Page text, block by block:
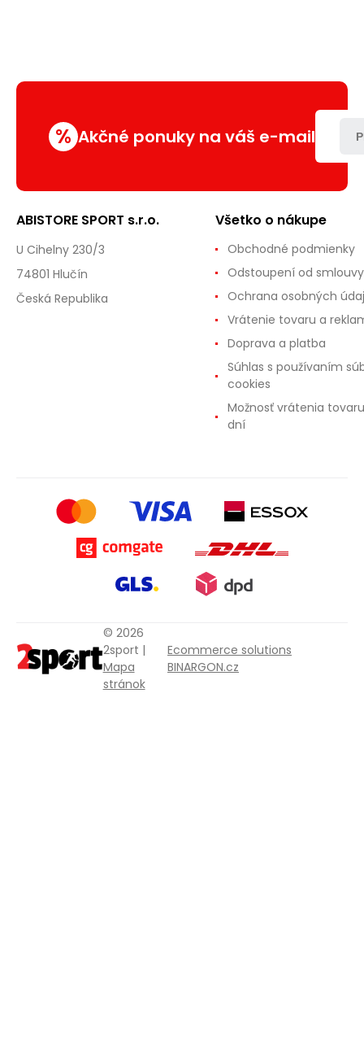
% Akčné ponuky na váš e-mail
ABISTORE SPORT s.r.o.
U Cihelny 230/3
74801 Hlučín
Česká Republika
Všetko o nákupe
Obchodné podmienky
Odstoupení od smlouvy
Ochrana osobných
Vrátenie tovaru a
Doprava a platba
Súhlas s používaním
cookies
Možnosť vrátenia
dní
© 2026
2sport |
Mapa
stránok
Ecommerce solutions
BINARGON.cz